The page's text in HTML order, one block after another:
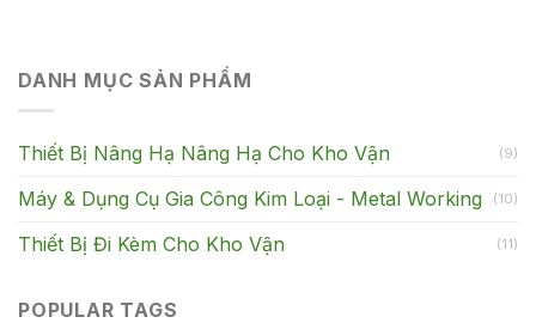
DANH MỤC SẢN PHẨM
Thiết Bị Nâng Hạ Nâng Hạ Cho Kho Vận (9)
Máy & Dụng Cụ Gia Công Kim Loại - Metal Working (10)
Thiết Bị Đi Kèm Cho Kho Vận (11)
POPULAR TAGS